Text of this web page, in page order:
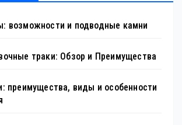
возможности и подводные камни
траки: Обзор и Преимущества
преимущества, виды и особенности